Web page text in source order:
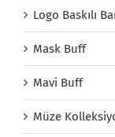
Logo Baskılı
Mask Buff
Mavi Buff
Müze